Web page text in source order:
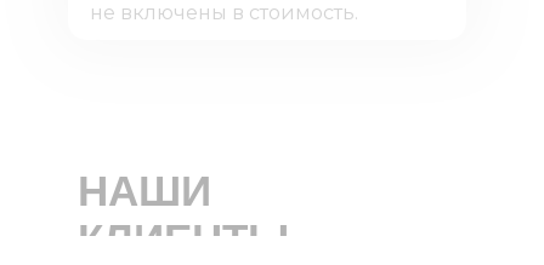
не включены в стоимость.
НАШИ
КЛИЕНТЫ